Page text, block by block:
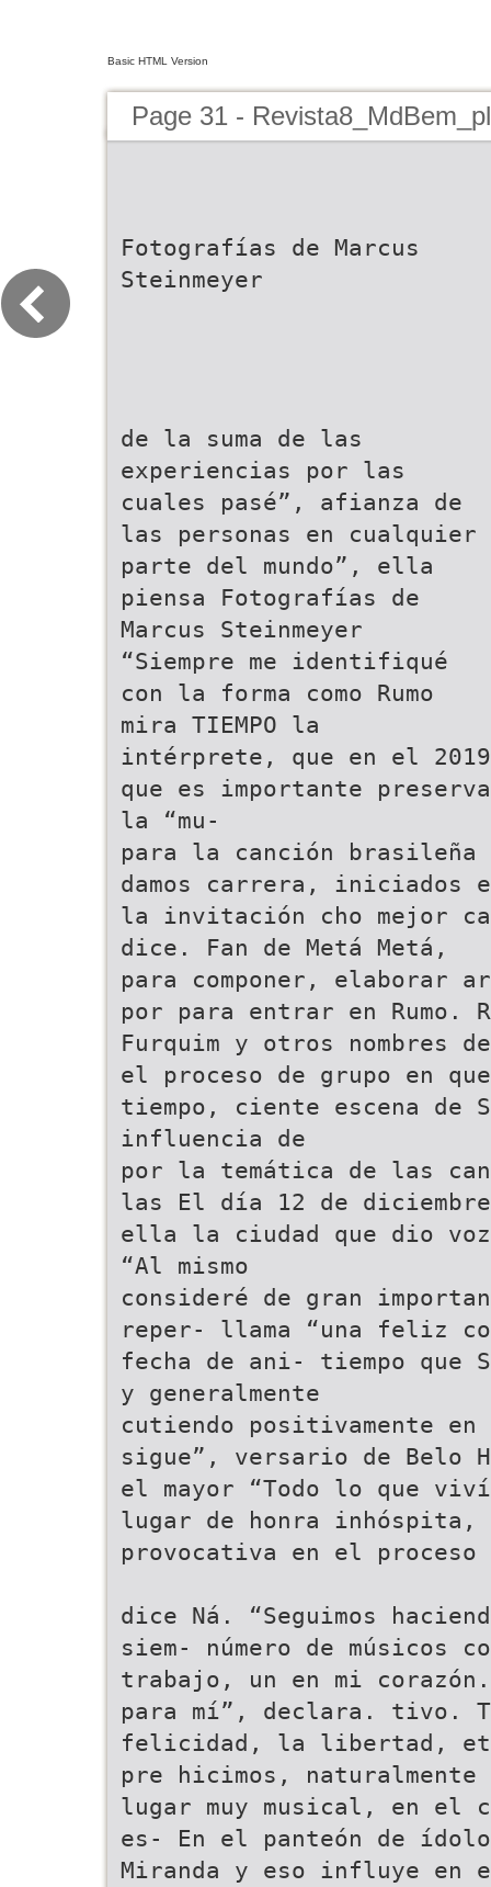
Basic HTML Version
Page 31 -
Fotografías de Marcus
Steinmeyer
de la suma de las
experiencias por las
cuales pasé”, afianza de
las personas en cualquier
parte del mundo”, ella
piensa Fotografías de
Marcus Steinmeyer
“Siempre me identifiqué
con la forma como Rumo
mira TIEMPO la
intérprete, que en el
que es importante
la “mu-
para la canción
damos carrera, iniciados
la invitación cho mejor
dice. Fan de Metá Metá,
para componer, elaborar
por para entrar en Rumo.
Furquim y otros nombres
el proceso de grupo en
tiempo, ciente escena de
influencia de
por la temática de las
las El día 12 de
ella la ciudad que dio
“Al mismo
consideré de gran
reper- llama “una feliz
fecha de ani- tiempo que
y generalmente
cutiendo positivamente
sigue”, versario de Belo
el mayor “Todo lo que
lugar de honra inhóspita,
provocativa en el proceso
dice Ná. “Seguimos
siem- número de músicos
trabajo, un en mi
para mí”, declara. tivo.
felicidad, la libertad,
pre hicimos, naturalmente
lugar muy musical, en el
es- En el panteón de
Miranda y eso influye